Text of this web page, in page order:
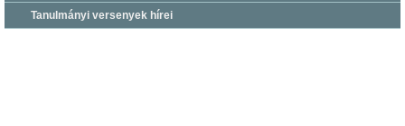
Tanulmányi versenyek hírei